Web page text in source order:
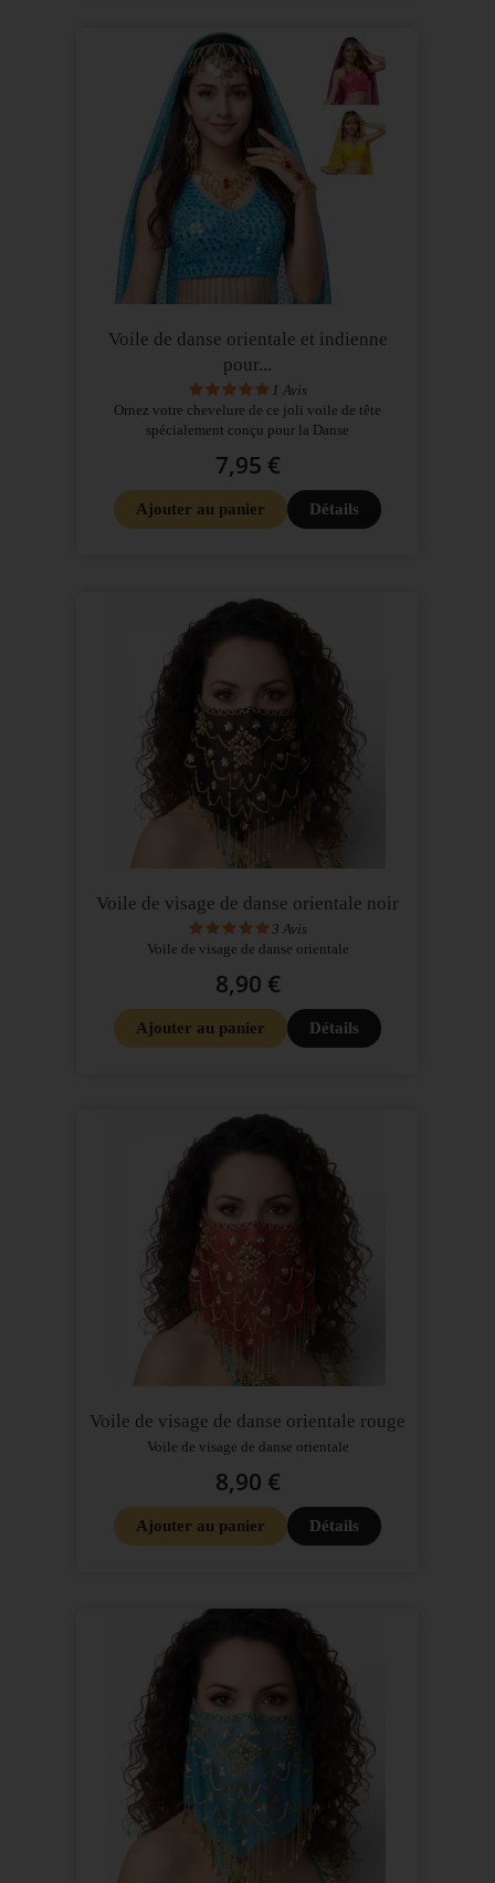
Voile de danse orientale et indienne
pour...
1 Avis
Ornez votre chevelure de ce joli voile de tête
spécialement conçu pour la Danse
7,95 €
Ajouter au panier Détails
Voile de visage de danse orientale noir
3 Avis
Voile de visage de danse orientale
8,90 €
Ajouter au panier Détails
Voile de visage de danse orientale rouge
Voile de visage de danse orientale
8,90 €
Ajouter au panier Détails